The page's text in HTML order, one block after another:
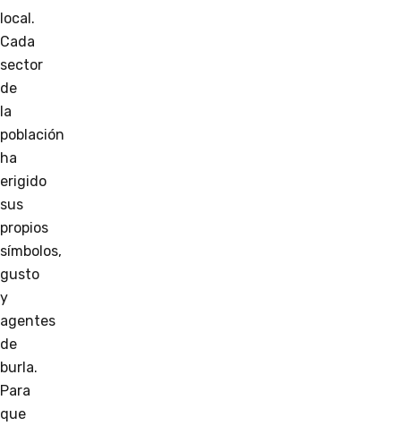
local.
Cada
sector
de
la
población
ha
erigido
sus
propios
símbolos,
gusto
y
agentes
de
burla.
Para
que